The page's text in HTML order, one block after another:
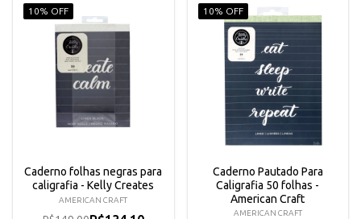
10% OFF
Caderno folhas negras para
caligrafia - Kelly Creates
AMERICAN CRAFT
10% OFF
Caderno Pautado Para
Caligrafia 50 folhas -
American Craft
AMERICAN CRAFT